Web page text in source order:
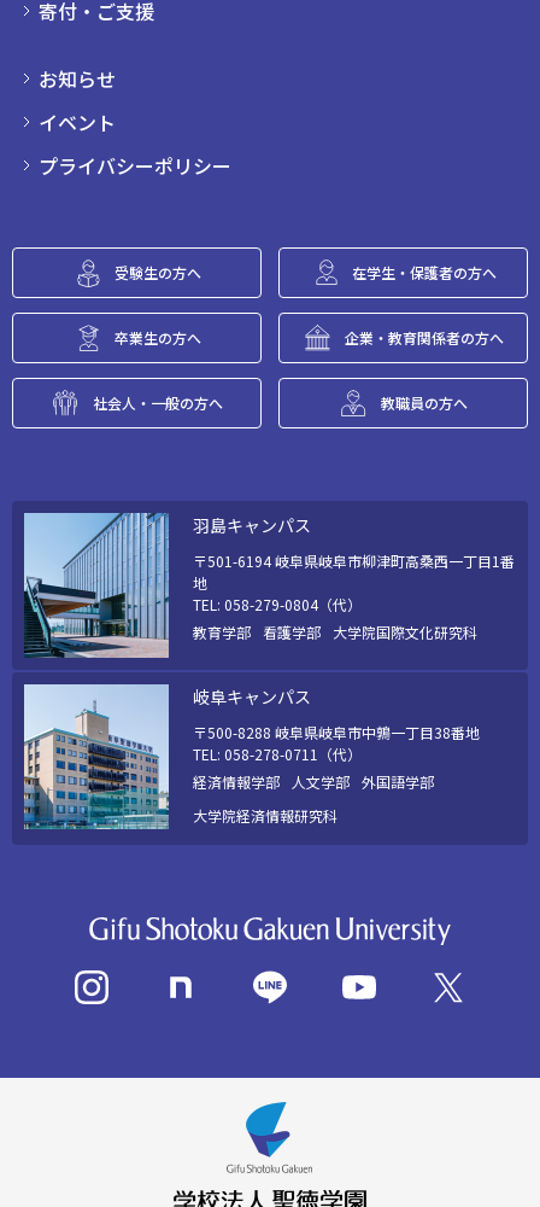
寄付・ご支援
お知らせ
イベント
プライバシーポリシー
受験生の方へ 在学生・保護者の方へ
卒業生の方へ 企業・教育関係者の方へ
社会人・一般の方へ 教職員の方へ
羽島キャンパス
〒501-6194 岐阜県岐阜市柳津町高桑西一丁目1番
地
TEL: 058-279-0804（代）
教育学部
看護学部 大学院国際文化研究科
岐阜キャンパス
〒500-8288 岐阜県岐阜市中鶉一丁目38番地
TEL: 058-278-0711（代）
経済情報学部
人文学部 外国語学部
大学院経済情報研究科